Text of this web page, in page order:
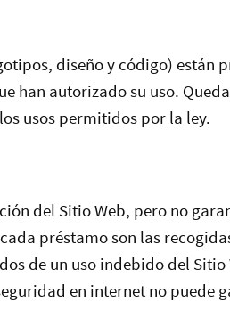
diseño y código)
han autorizado su uso.
usos permitidos por la ley.
del Sitio Web, pero no
préstamo son las
de un uso indebido del
en internet no puede